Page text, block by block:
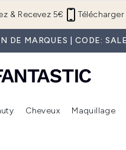
au contenu principal
Télécharger
& Recevez 5€
DE MARQUES | CODE:
Accédez au sous-menu (Nouveautés)Accédez au sous-menu (Beauty Box)
Cheveux Maquillage